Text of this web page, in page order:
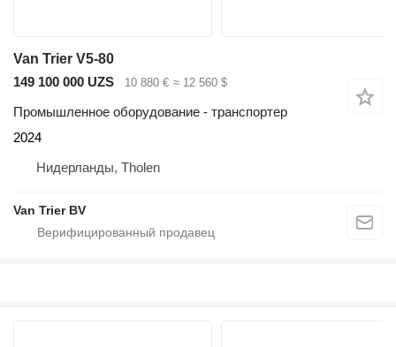
Van Trier V5-80
149 100 000 UZS
10 880 € ≈ 12 560 $
Промышленное оборудование - транспортер
2024
Нидерланды, Tholen
Van Trier BV